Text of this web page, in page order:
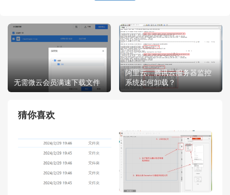
无需微云会员满速下载文件
阿里云、腾讯云服务器监控
系统如何卸载？
猜你喜欢